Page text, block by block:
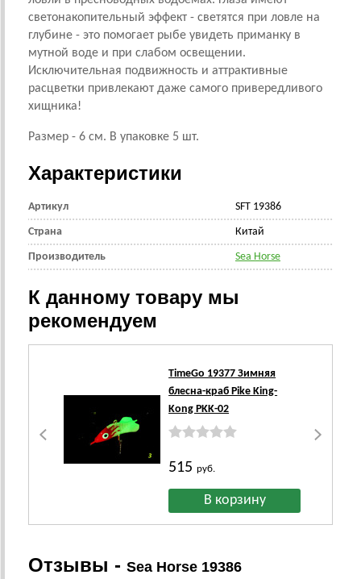
светонакопительный эффект - светятся при ловле на
глубине - это помогает рыбе увидеть приманку в
мутной воде и при слабом освещении.
Исключительная подвижность и аттрактивные
расцветки привлекают даже самого привередливого
хищника!
Размер - 6 см. В упаковке 5 шт.
Характеристики
Артикул SFT 19386
Страна Китай
Производитель Sea Horse
К данному товару мы
рекомендуем
TimeGo 19377 Зимняя
блесна-краб Pike King-
Kong PKK-02
515руб.
Отзывы - Sea Horse 19386